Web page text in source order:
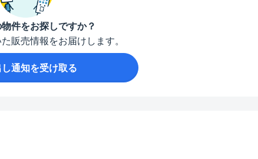
件をお探しですか？
販売情報をお届けします。
通知を受け取る